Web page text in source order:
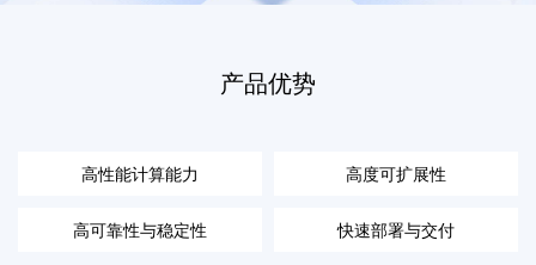
产品优势
高性能计算能力 高度可扩展性
高可靠性与稳定性 快速部署与交付